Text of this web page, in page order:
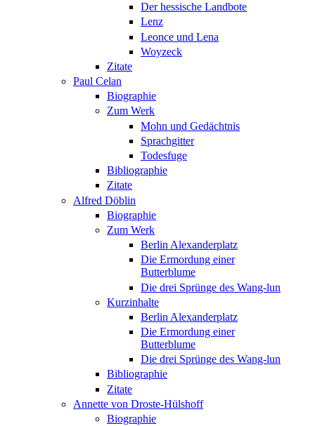
Der hessische Landbote
Lenz
Leonce und Lena
Woyzeck
Zitate
Paul Celan
Biographie
Zum Werk
Mohn und Gedächtnis
Sprachgitter
Todesfuge
Bibliographie
Zitate
Alfred Döblin
Biographie
Zum Werk
Berlin Alexanderplatz
Die Ermordung einer
Butterblume
Die drei Sprünge des Wang-lun
Kurzinhalte
Berlin Alexanderplatz
Die Ermordung einer
Butterblume
Die drei Sprünge des Wang-lun
Bibliographie
Zitate
Annette von Droste-Hülshoff
Biographie